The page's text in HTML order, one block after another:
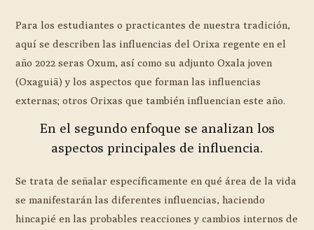
Para los estudiantes o practicantes de nuestra tradición,
aquí se describen las influencias del Orixa regente en el
año 2022 seras Oxum, así como su adjunto Oxala joven
(Oxaguiã) y los aspectos que forman las influencias
externas; otros Orixas que también influencian este año.
En el segundo enfoque se analizan los
aspectos principales de influencia.
Se trata de señalar específicamente en qué área de la vida
se manifestarán las diferentes influencias, haciendo
hincapié en las probables reacciones y cambios internos de